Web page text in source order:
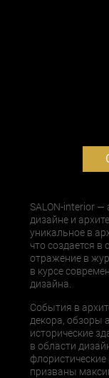
SALON-interior —
дизайне и
уникальное в
что создается в
отражение в
в курсе
дизайна.
События в
декора, обзоры
исторические
в области
призваны